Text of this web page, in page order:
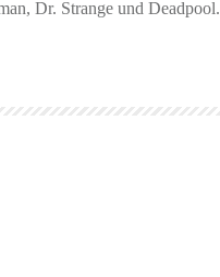
Dr. Strange und Deadpool.